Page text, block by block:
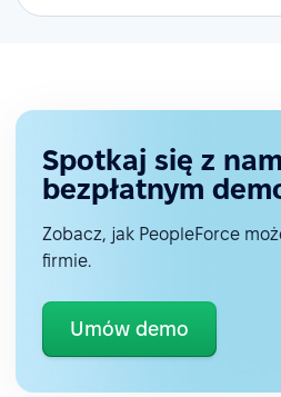
Spotkaj się z
bezpłatnym
Zobacz, jak PeopleForce
firmie.
Umów demo